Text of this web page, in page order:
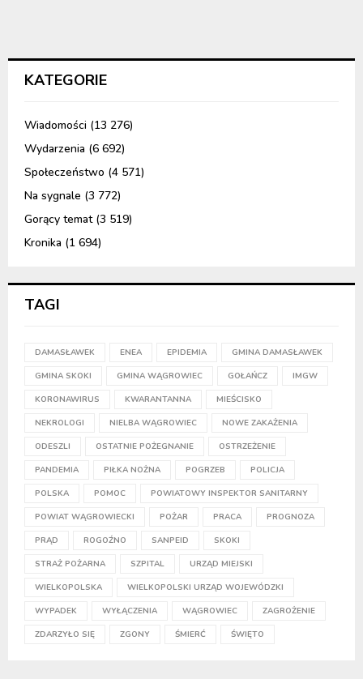
KATEGORIE
Wiadomości (13 276)
Wydarzenia (6 692)
Społeczeństwo (4 571)
Na sygnale (3 772)
Gorący temat(3 519)
Kronika (1 694)
TAGI
DAMASŁAWEK ENEA EPIDEMIA GMINA DAMASŁAWEK
GMINA SKOKI GMINA WĄGROWIEC GOŁAŃCZ IMGW
KORONAWIRUS KWARANTANNA MIEŚCISKO
NEKROLOGI NIELBA WĄGROWIEC NOWE ZAKAŻENIA
ODESZLI OSTATNIE POŻEGNANIE OSTRZEŻENIE
PANDEMIA PIŁKA NOŻNA POGRZEB POLICJA
POLSKA POMOC POWIATOWY INSPEKTOR SANITARNY
POWIAT WĄGROWIECKI POŻAR PRACA PROGNOZA
PRĄD ROGOŹNO SANPEID SKOKI
STRAŻ POŻARNA SZPITAL URZĄD MIEJSKI
WIELKOPOLSKA WIELKOPOLSKI URZĄD WOJEWÓDZKI
WYPADEK WYŁĄCZENIA WĄGROWIEC ZAGROŻENIE
ZDARZYŁO SIĘ ZGONY ŚMIERĆ ŚWIĘTO